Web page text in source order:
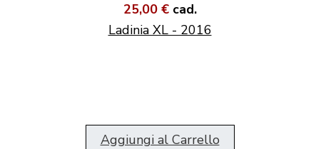
25,00 € cad.
Ladinia XL - 2016
Aggiungi al Carrello